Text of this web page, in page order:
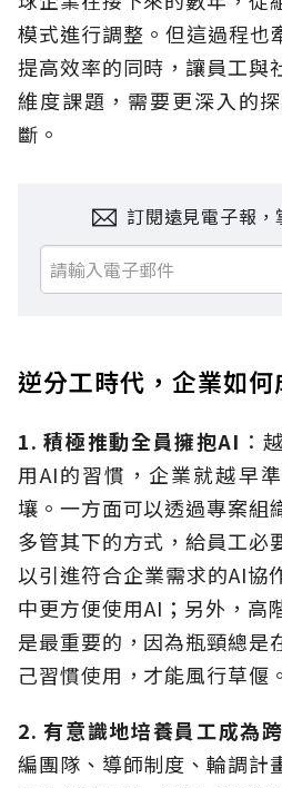
模式進行調整。但這過程也
提高效率的同時，讓員工與
維度課題，需要更深入的
斷。
訂閱遠見電子報
逆分工時代，企業如何
1.積極推動全員擁抱AI ：
用AI的習慣，企業就越早
壤。一方面可以透過專案組
多管其下的方式，給員工必
以引進符合企業需求的AI協
中更方便使用AI；另外，高
是最重要的，因為瓶頸總是
己習慣使用，才能風行草偃。
2. 有意識地培養員工成為
編團隊、導師制度、輪調計